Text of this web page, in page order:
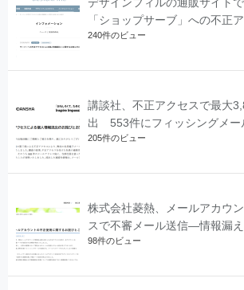
「ショップサーブ」への不正
240件のビュー
講談社、不正アクセスで最大
出 553件にフィッシングメー
205件のビュー
株式会社菱熱、メールアカウ
スで不審メール送信―情報漏
98件のビュー